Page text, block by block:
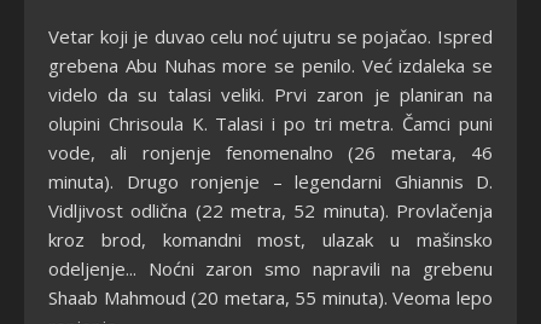
Vetar koji je duvao celu noć ujutru se pojačao. Ispred
grebena Abu Nuhas more se penilo. Već izdaleka se
videlo da su talasi veliki. Prvi zaron je planiran na
olupini Chrisoula K. Talasi i po tri metra. Čamci puni
vode, ali ronjenje fenomenalno (26 metara, 46
minuta). Drugo ronjenje – legendarni Ghiannis D.
Vidljivost odlična (22 metra, 52 minuta). Provlačenja
kroz brod, komandni most, ulazak u mašinsko
odeljenje... Noćni zaron smo napravili na grebenu
Shaab Mahmoud (20 metara, 55 minuta). Veoma lepo